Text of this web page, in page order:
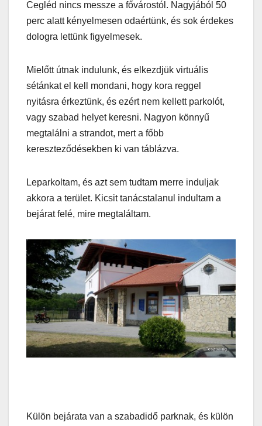
Cegléd nincs messze a fővárostól. Nagyjából 50
perc alatt kényelmesen odaértünk, és sok érdekes
dologra lettünk figyelmesek.
Mielőtt útnak indulunk, és elkezdjük virtuális
sétánkat el kell mondani, hogy kora reggel
nyitásra érkeztünk, és ezért nem kellett parkolót,
vagy szabad helyet keresni. Nagyon könnyű
megtalálni a strandot, mert a főbb
kereszteződésekben ki van táblázva.
Leparkoltam, és azt sem tudtam merre induljak
akkora a terület. Kicsit tanácstalanul indultam a
bejárat felé, mire megtaláltam.
Külön bejárata van a szabadidő parknak, és külön